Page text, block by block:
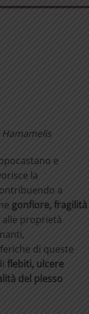
e
la
a
gonfiore,fragilità
alle proprietà
di queste
flebiti, ulcere
del plesso